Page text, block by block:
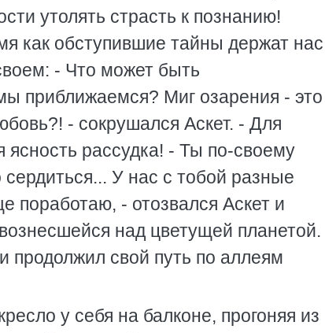
утолять страсть к познанию!
как обступившие тайны держат нас
- Что может быть
приближаемся? Миг озарения - это
- сокрушался Аскет. - Для
рассудка! - Ты по-своему
У нас с тобой разные
поработаю, - отозвался Аскет и
над цветущей планетой.
продолжил свой путь по аллеям
у себя на балконе, прогоняя из